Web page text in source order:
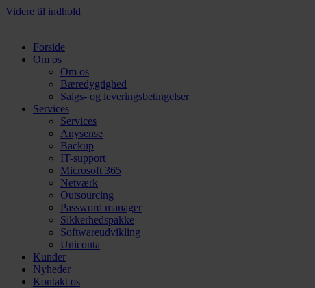
Videre til indhold
Forside
Om os
Om os
Bæredygtighed
Salgs- og leveringsbetingelser
Services
Services
Anysense
Backup
IT-support
Microsoft 365
Netværk
Outsourcing
Password manager
Sikkerhedspakke
Softwareudvikling
Uniconta
Kunder
Nyheder
Kontakt os